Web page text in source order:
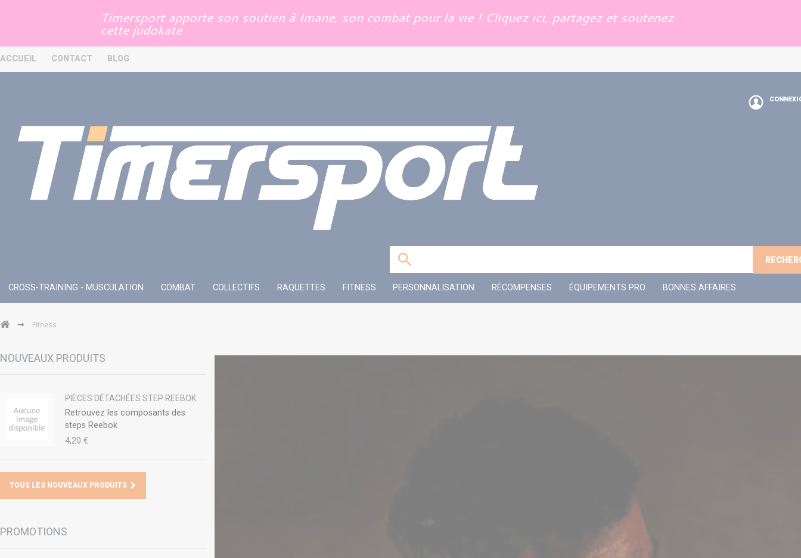
Timersport apporte son soutien à Imane, son combat pour la vie ! Cliquez ici, partagez et soutenez
cette judokate
ACCUEIL CONTACT BLOG
CROSS-TRAINING - MUSCULATION COMBAT COLLECTIFS RAQUETTES FITNESS PERSONNALISATION RÉCOMPENSES ÉQUIPEMENTS PRO BONNES AFFAIRES
➞ Fitness
NOUVEAUX PRODUITS
PIÈCES DÉTACHÉES STEP REEBOK
Retrouvez les composants des
steps Reebok
4,20 €
TOUS LES NOUVEAUX PRODUITS
PROMOTIONS